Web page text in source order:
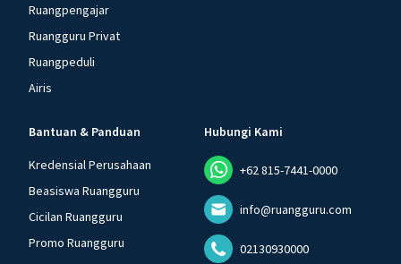
Ruangpengajar
Ruangguru Privat
Ruangpeduli
Airis
Bantuan & Panduan
Kredensial Perusahaan
Beasiswa Ruangguru
Cicilan Ruangguru
Promo Ruangguru
Hubungi Kami
+62 815-7441-0000
info@ruangguru.com
02130930000